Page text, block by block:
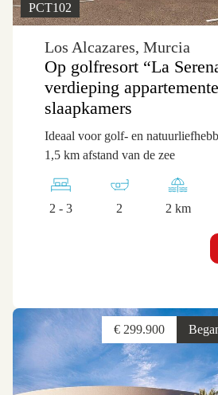
PCT102
Los Alcazares, Murcia
Op golfresort “La
verdieping
slaapkamers
Ideaal voor golf- en
1,5 km afstand van de zee
2 - 3 2 2 km
€ 299.900